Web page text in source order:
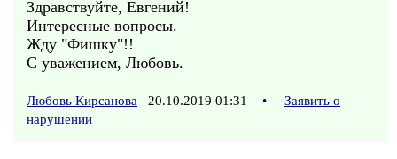
Здравствуйте, Евгений!
Интересные вопросы.
Жду "Фишку"!!
С уважением, Любовь.
Любовь Кирсанова 20.10.2019 01:31 •
Заявить о
нарушении